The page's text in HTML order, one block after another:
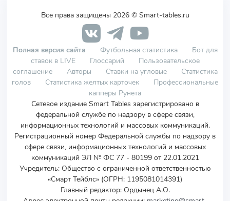
Все права защищены 2026 © Smart-tables.ru
Полная версия сайта Футбольная статистика
Бот для
ставок в LIVE
Глоссарий
Пользовательское
соглашение
Авторы Ставки на угловые
Статистика
голов
Статистика желтых карточек
Профессиональные
капперы Рунета
Сетевое издание Smart Tables зарегистрировано в
федеральной службе по надзору в сфере связи,
информационных технологий и массовых коммуникаций.
Регистрационный номер Федеральной службы по надзору в
сфере связи, информационных технологий и массовых
коммуникаций ЭЛ № ФС 77 - 80199 от 22.01.2021
Учредитель: Общество с ограниченной ответственностью
«Смарт Тейблс» (ОГРН: 1195081014391)
Главный редактор: Ордынец А.О.